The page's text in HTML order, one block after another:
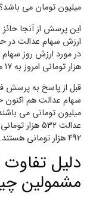
میلیون تومان می
این پرسش از آنجا
ارزش سهام عدالت در
هزار تومانی امروز به 17 میلیون و 294 هزار تومان رسیده است.
قبل از پاسخ به پرسش
492 هزار تومانی هستند.
دلیل
مشمولین